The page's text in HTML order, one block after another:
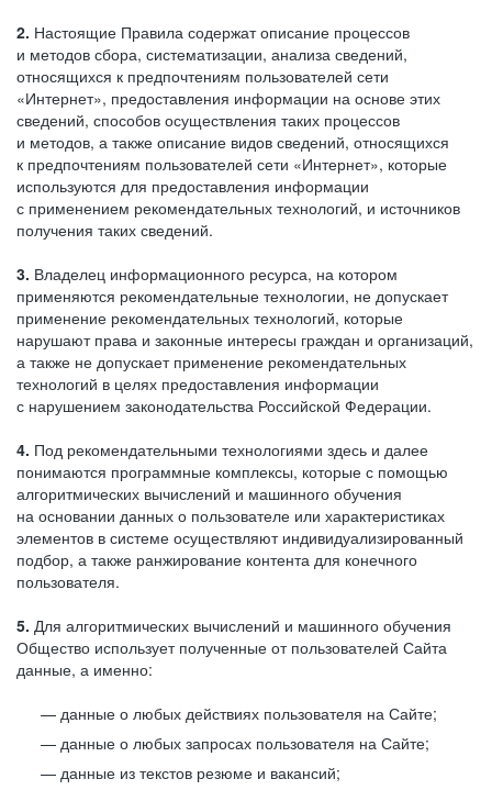
2. Настоящие Правила содержат описание процессов
и методов сбора, систематизации, анализа сведений,
относящихся к предпочтениям пользователей сети
«Интернет», предоставления информации на основе этих
сведений, способов осуществления таких процессов
и методов, а также описание видов сведений, относящихся
к предпочтениям пользователей сети «Интернет», которые
используются для предоставления информации
с применением рекомендательных технологий, и источников
получения таких сведений.
3. Владелец информационного ресурса, на котором
применяются рекомендательные технологии, не допускает
применение рекомендательных технологий, которые
нарушают права и законные интересы граждан и организаций,
а также не допускает применение рекомендательных
технологий в целях предоставления информации
с нарушением законодательства Российской Федерации.
4. Под рекомендательными технологиями здесь и далее
понимаются программные комплексы, которые с помощью
алгоритмических вычислений и машинного обучения
на основании данных о пользователе или характеристиках
элементов в системе осуществляют индивидуализированный
подбор, а также ранжирование контента для конечного
пользователя.
5. Для алгоритмических вычислений и машинного обучения
Общество использует полученные от пользователей Сайта
данные, а именно:
данные о любых действиях пользователя на Сайте;
данные о любых запросах пользователя на Сайте;
данные из текстов резюме и вакансий;